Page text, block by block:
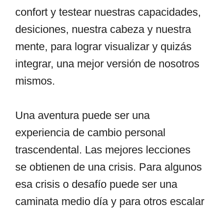
confort y testear nuestras capacidades,
desiciones, nuestra cabeza y nuestra
mente, para lograr visualizar y quizás
integrar, una mejor versión de nosotros
mismos.
Una aventura puede ser una
experiencia de cambio personal
trascendental. Las mejores lecciones
se obtienen de una crisis. Para algunos
esa crisis o desafío puede ser una
caminata medio día y para otros escalar